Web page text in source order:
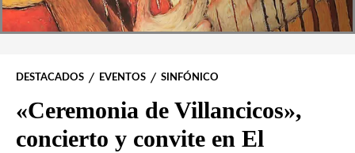
DESTACADOS EVENTOS SINFÓNICO
«Ceremonia de Villancicos»,
concierto y convite en El